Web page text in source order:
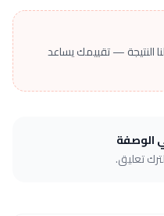
النتيجة — تقييمك يساعد
الوصفة
لترك تعليق.